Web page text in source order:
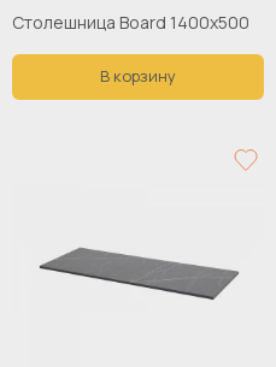
Столешница Board 1400x500
В корзину